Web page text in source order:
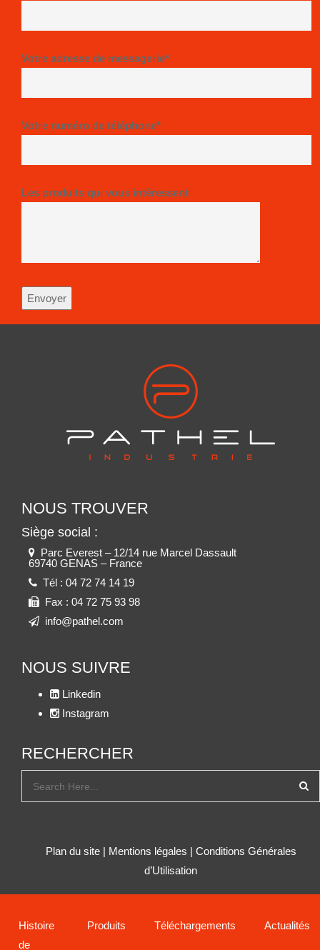
Votre adresse de messagerie*
Votre numéro de téléphone*
Les produits qui vous intéressent
NOUS TROUVER
Siège social :
Parc Everest – 12/14 rue Marcel Dassault
69740 GENAS – France
Tél : 04 72 74 14 19
Fax : 04 72 75 93 98
info@pathel.com
NOUS SUIVRE
Linkedin
Instagram
RECHERCHER
Plan du site| Mentions légales | Conditions Générales
d’Utilisation
Histoire
de
Produits Téléchargements Actualités